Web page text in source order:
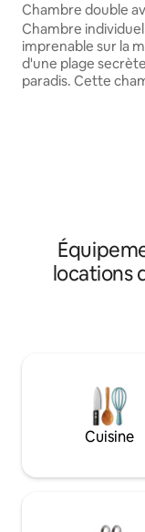
Chambre double
indépendante et
les grandes baies
Chambre
imprenable sur la
d'une plage
paradis. Cette chambre dispose d'une
télévision à écran
un petit lit double
par nuit pour un
veuillez en
réservation). Vous
l'enregistrement
porte de la
verrouillée, la clé
le jour de votre
locations
Cuisine